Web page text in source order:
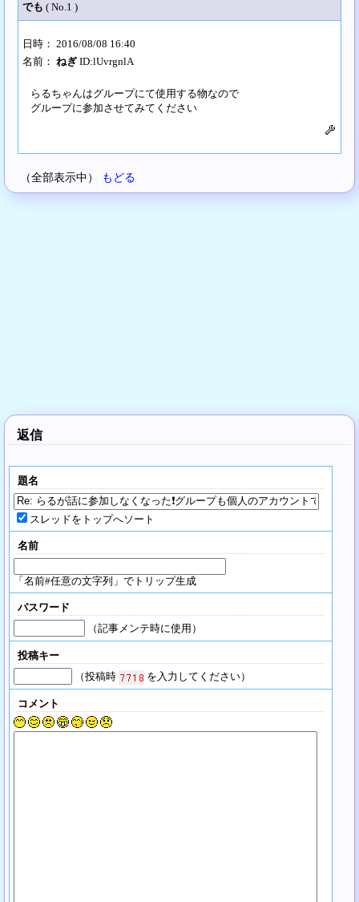
でも ( No.1 )
日時： 2016/08/08 16:40
名前： ねぎ ID:lUvrgnlA
らるちゃんはグループにて使用する物なので
グループに参加させてみてください
（全部表示中） もどる
返信
題名
スレッドをトップへソート
名前
「名前#任意の文字列」でトリップ生成
パスワード
（記事メンテ時に使用）
投稿キー
（投稿時
を入力してください）
コメント